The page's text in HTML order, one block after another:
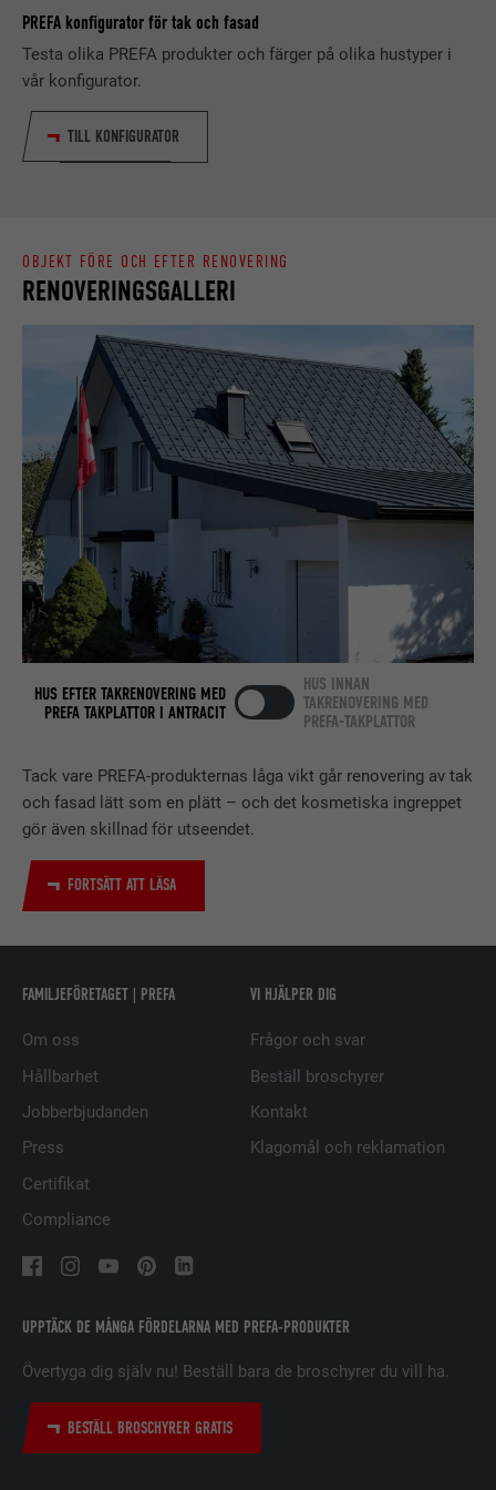
PREFA konfigurator för tak och fasad
Testa olika PREFA produkter och färger på olika hustyper i
vår konfigurator.
TILL KONFIGURATOR
Tack vare PREFA-produkternas låga vikt går renovering av tak
och fasad lätt som en plätt – och det kosmetiska ingreppet
gör även skillnad för utseendet.
FORTSÄTT ATT LÄSA
RENOVERINGSGALLERI
OBJEKT FÖRE OCH EFTER RENOVERING
HUS EFTER TAKRENOVERING MED
PREFA TAKPLATTOR I ANTRACIT
HUS INNAN
TAKRENOVERING MED
PREFA-TAKPLATTOR
UPPTÄCK DE MÅNGA FÖRDELARNA MED PREFA-PRODUKTER
Övertyga dig själv nu! Beställ bara de broschyrer du vill ha.
BESTÄLL BROSCHYRER GRATIS
FAMILJEFÖRETAGET | PREFA
Om oss
Hållbarhet
Jobberbjudanden
Press
Certifikat
Compliance
VI HJÄLPER DIG
Frågor och svar
Beställ broschyrer
Kontakt
Klagomål och reklamation
EFTERNAMN _gaexp
LEVERANTÖRER Google Optimize
PROCEDUR 90 dagar
Installeras som ett test för att
ÄNDAMÅL
Lagrar den användarvalda
språkversionen av en webbplats.
EFTERNAMN
Ställs in av LinkedIn när en webbsida
fönster.
EFTERNAMN bcookie
LEVERANTÖRER LinkedIn
ÄNDAMÅL
Används av den sociala
nätverkstjänsten LinkedIn för att
spåra användningen av inbäddade
tjänster.
EFTERNAMN bscookie
LEVERANTÖRER LinkedIn
2 år
Används av den sociala
spåra användningen av inbäddade
LEVERANTÖRER
PROCEDUR
EFTERNAMN
LEVERANTÖRER LinkedIn